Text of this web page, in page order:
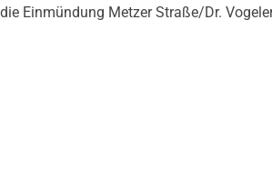
Einmündung Metzer Straße/Dr.